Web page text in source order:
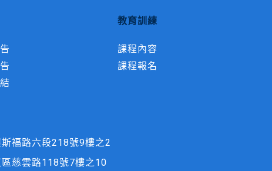
教育訓練
課程內容
課程報名
褔路六段218號9樓之2
慈雲路118號7樓之10